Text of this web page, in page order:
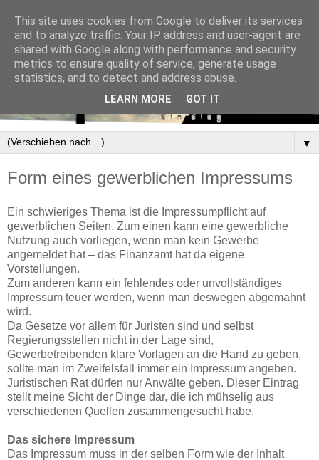
▼
Form eines gewerblichen Impressums
Ein schwieriges Thema ist die Impressumpflicht auf
gewerblichen Seiten. Zum einen kann eine gewerbliche
Nutzung auch vorliegen, wenn man kein Gewerbe
angemeldet hat – das Finanzamt hat da eigene
Vorstellungen.
Zum anderen kann ein fehlendes oder unvollständiges
Impressum teuer werden, wenn man deswegen abgemahnt
wird.
Da Gesetze vor allem für Juristen sind und selbst
Regierungsstellen nicht in der Lage sind,
Gewerbetreibenden klare Vorlagen an die Hand zu geben,
sollte man im Zweifelsfall immer ein Impressum angeben.
Juristischen Rat dürfen nur Anwälte geben. Dieser Eintrag
stellt meine Sicht der Dinge dar, die ich mühselig aus
verschiedenen Quellen zusammengesucht habe.
Das sichere Impressum
Das Impressum muss in der selben Form wie der Inhalt
This site uses cookies from Google to deliver its services
and to analyze traffic. Your IP address and user-agent are
shared with Google along with performance and security
metrics to ensure quality of service, generate usage
statistics, and to detect and address abuse.
LEARN MORE GOT IT